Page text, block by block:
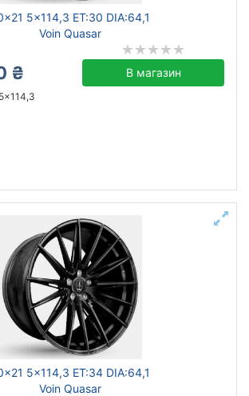
5x114,3 ET:30 DIA:64,1
Voin Quasar
₴ В магазин
5x114,3 ET:34 DIA:64,1
Voin Quasar